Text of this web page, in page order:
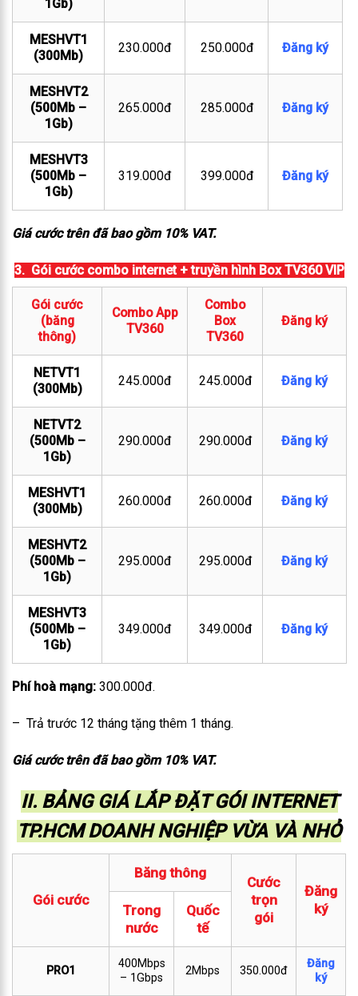
1Gb)
MESHVT1
(300Mb)
230.000đ 250.000đ Đăng ký
MESHVT2
(500Mb –
1Gb)
265.000đ 285.000đ Đăng ký
MESHVT3
(500Mb –
1Gb)
319.000đ 399.000đ Đăng ký
Giá cước trên đã bao gồm 10% VAT.
3. Gói cước combo internet + truyền hình Box TV360 VIP
Gói cước
(băng
thông)
Combo App
TV360
Combo
Box
TV360
Đăng ký
NETVT1
(300Mb)
245.000đ 245.000đ Đăng ký
NETVT2
(500Mb –
1Gb)
290.000đ 290.000đ Đăng ký
MESHVT1
(300Mb)
260.000đ 260.000đ Đăng ký
MESHVT2
(500Mb –
1Gb)
295.000đ 295.000đ Đăng ký
MESHVT3
(500Mb –
1Gb)
349.000đ 349.000đ Đăng ký
Phí hoà mạng: 300.000đ.
– Trả trước 12 tháng tặng thêm 1 tháng.
Giá cước trên đã bao gồm 10% VAT.
II. BẢNG GIÁ LẮP ĐẶT GÓI INTERNET
TP.HCM DOANH NGHIỆP VỪA VÀ NHỎ
Gói cước
Băng thông
Cước
trọn
gói
Đăng
ký
Trong
nước
Quốc
tế
PRO1
400Mbps
– 1Gbps
2Mbps 350.000đ
Đăng
ký